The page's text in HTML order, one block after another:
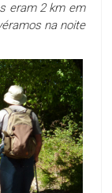
eram 2 km em
na noite